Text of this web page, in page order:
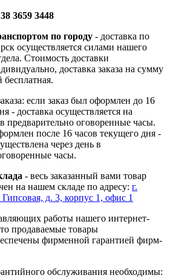
3659 3448
по городу - доставка по
осуществляется силами нашего
Стоимость доставки
доставка заказа на сумму
бесплатная.
если заказ был оформлен до 16
- доставка осуществляется на
предварительно оговоренные часы.
после 16 часов текущего дня -
через день в
часы.
- весь заказанный вами товар
на нашем складе по адресу: г.
д. 3, корпус 1, офис 1
работы нашего интернет-
продаваемые товары
фирменной гарантией фирм-
обслуживания необходимы: